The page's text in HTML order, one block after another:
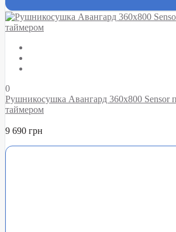
0
Рушникосушка Авангард 360х800 Sensor
таймером
9 690 грн